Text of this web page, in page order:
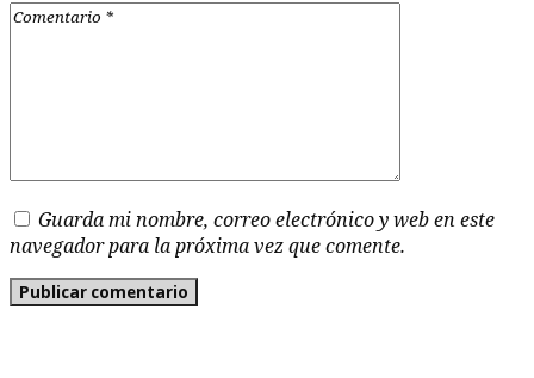
Guarda mi nombre, correo electrónico y web en este
navegador para la próxima vez que comente.